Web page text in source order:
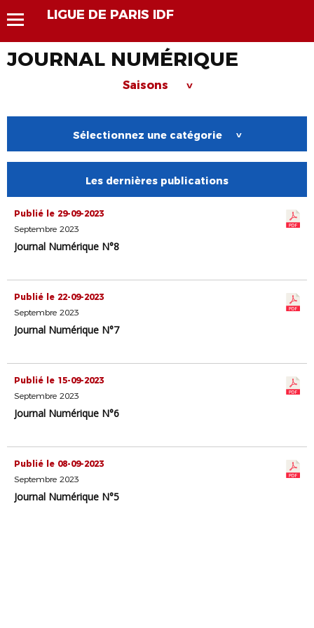
LIGUE DE PARIS IDF
JOURNAL NUMÉRIQUE
Saisons >
Sélectionnez une catégorie >
Les dernières publications
Publié le 29-09-2023
Septembre 2023
Journal Numérique N°8
Publié le 22-09-2023
Septembre 2023
Journal Numérique N°7
Publié le 15-09-2023
Septembre 2023
Journal Numérique N°6
Publié le 08-09-2023
Septembre 2023
Journal Numérique N°5